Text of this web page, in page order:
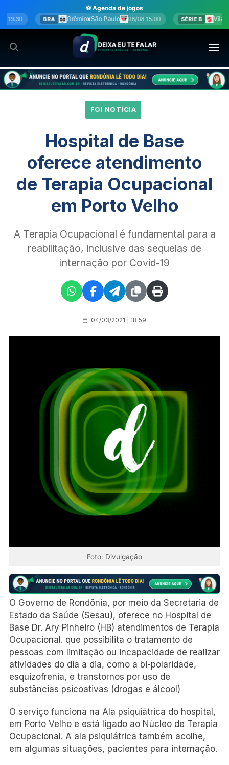
para
o
conteúdo
⚽ Agenda de jogos
xSão Paulo 08/08 15:00 SÉRIE B Vila Novax Sport 08/08 15:00
FOI NOTÍCIA
Hospital de Base
oferece atendimento
de Terapia Ocupacional
em Porto Velho
A Terapia Ocupacional é fundamental para a
reabilitação, inclusive das sequelas de
internação por Covid-19
04/03/2021 | 18:59
Foto: Divulgação
O Governo de Rondônia, por meio da Secretaria de
Estado da Saúde (Sesau), oferece no Hospital de
Base Dr. Ary Pinheiro (HB) atendimentos de Terapia
Ocupacional. que possibilita o tratamento de
pessoas com limitação ou incapacidade de realizar
atividades do dia a dia, como a bi-polaridade,
esquizofrenia, e transtornos por uso de
substâncias psicoativas (drogas e álcool)
O serviço funciona na Ala psiquiátrica do hospital,
em Porto Velho e está ligado ao Núcleo de Terapia
Ocupacional. A ala psiquiátrica também acolhe,
em algumas situações, pacientes para internação.